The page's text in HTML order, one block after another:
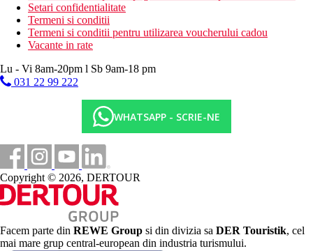
Activitati sportive gratuite
pjaja
sala de fitness
Activitati sportive contra cost
sauna
Spa
restaurant - ce serveste preparare culinare cu specific local
bar
Categoria oficiala
4 stele
Setari confidentialitate
Termeni si conditii
Termeni si conditii pentru utilizarea voucherului cadou
Vacante in rate
Lu - Vi 8am-20pm l Sb 9am-18 pm
031 22 99 222
WHATSAPP - SCRIE-NE
Copyright © 2026, DERTOUR
Facem parte din REWE Group si din divizia sa DER Touristik, cel
mai mare grup central-european din industria turismului.